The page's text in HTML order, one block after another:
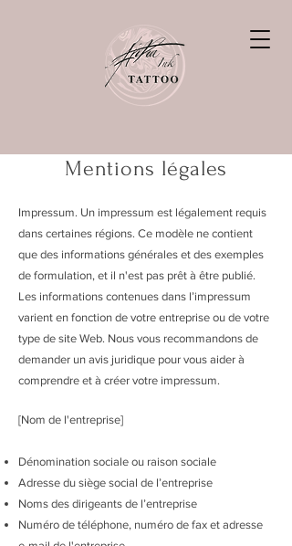
Mentions légales
Impressum. Un impressum est légalement requis
dans certaines régions. Ce modèle ne contient
que des informations générales et des exemples
de formulation, et il n'est pas prêt à être publié.
Les informations contenues dans l’impressum
varient en fonction de votre entreprise ou de votre
type de site Web. Nous vous recommandons de
demander un avis juridique pour vous aider à
comprendre et à créer votre impressum.
[Nom de l'entreprise]
Dénomination sociale ou raison sociale
Adresse du siège social de l’entreprise
Noms des dirigeants de l’entreprise
Numéro de téléphone, numéro de fax et adresse